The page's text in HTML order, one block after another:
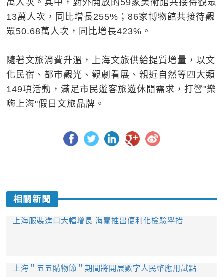
萬人次。其中，對外開放的59家美術館共接待觀眾
13萬人次，同比增長255%；86家博物館共接待觀
眾50.68萬人次，同比增長423%。
隨著文旅消費升溫，上海文旅供給提質增量，以文
化民宿、都市觀光、觀劇看展、親近自然等四大類
149項活動，滿足市民遊客旅遊休閒需求，打響"樂
嗨上海"假日文旅品牌。
相關新聞
上海服裝進口大幅增長 海關推出便利化檢驗舉措
上海＂五五購物節＂期間將開展數字人民幣應用試點